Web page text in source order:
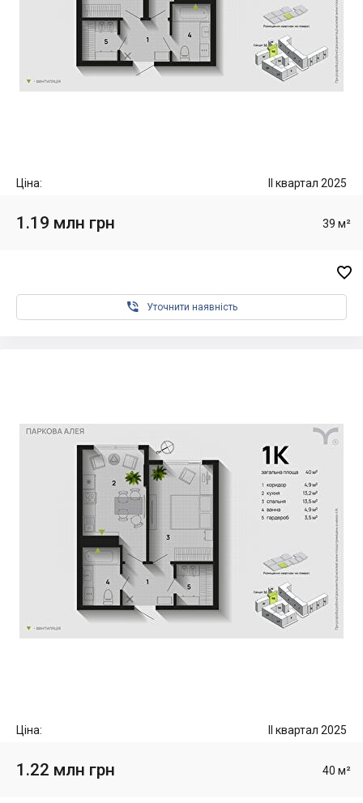
Ціна: II квартал 2025
1.19 млн грн 39 м²

 Уточнити наявність
Ціна: II квартал 2025
1.22 млн грн 40 м²